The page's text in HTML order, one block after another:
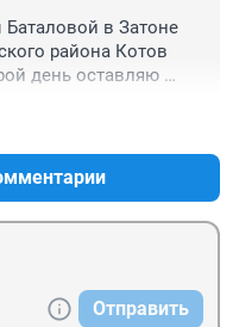
в Затоне
района Котов
день оставляю
Отправить